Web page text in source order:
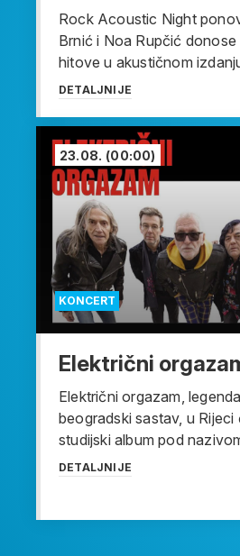
Rock Acoustic Night
Brnić i Noa Rupčić
hitove u akustičnom
DETALJNIJE
KONCERT
23.08. (00:00)
Električni
Električni orgazam,
beogradski sastav, u
studijski album pod
DETALJNIJE